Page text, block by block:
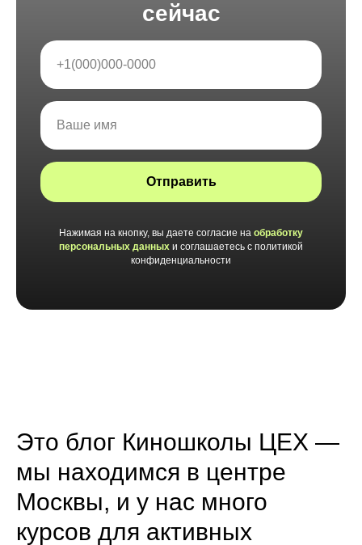
сейчас
Отправить
Нажимая на кнопку, вы даете согласие на обработку
персональных данных и соглашаетесь c политикой
конфиденциальности
Это блог Киношколы ЦЕХ —
мы находимся в центре
Москвы, и у нас много
курсов для активных